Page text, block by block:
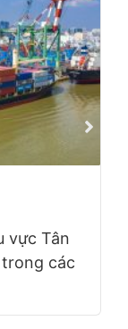
vực Tân
các